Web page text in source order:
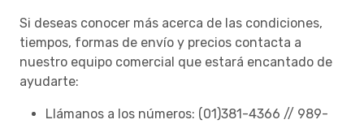
Si deseas conocer más acerca de las condiciones,
tiempos, formas de envío y precios contacta a
nuestro equipo comercial que estará encantado de
ayudarte:
Llámanos a los números: (01)381-4366 // 989-